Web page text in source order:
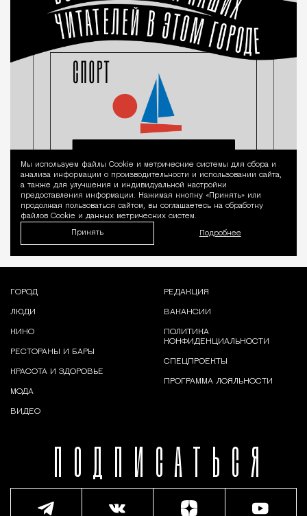
Уведомление
Мы используем файлы Сookie и метрические системы для сбора и
анализа информации о производительности и использовании сайта,
а также для улучшения и индивидуальной настройки
предоставления информации. Нажимая кнопку «Принять» или
продолжая пользоваться сайтом, вы соглашаетесь на обработку
файлов Cookie и данных метрических систем.
Принять Подробнее
ПОДПИСАТЬСЯ
ГОРОД
ЛЮДИ
КИНО
РЕСТОРАНЫ И БАРЫ
КРАСОТА И ЗДОРОВЬЕ
МОДА
ВИДЕО
РЕДАКЦИЯ
ВАКАНСИИ
ПОЛИТИКА
КОНФИДЕНЦИАЛЬНОСТИ
СПЕЦПРОЕКТЫ
ПРОГРАММА ЛОЯЛЬНОСТИ